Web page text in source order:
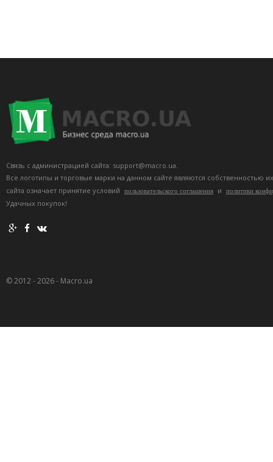
Связь с администрацией сайта: support@macro.ua.
Все логотипы и торговые марки на данном сайте являются собственностью
сайта означает принятие условий
пользовательского соглашения и политики
Удачных покупок!
© 2012 - 2026 - Macro.ua